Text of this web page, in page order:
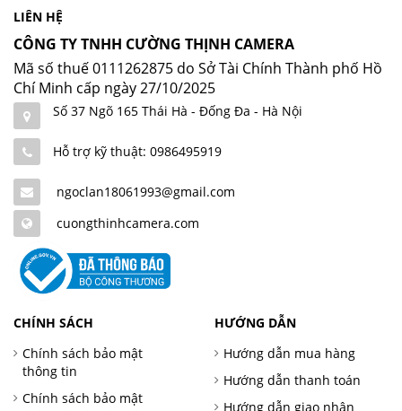
LIÊN HỆ
CÔNG TY TNHH CƯỜNG THỊNH CAMERA
Mã số thuế 0111262875 do Sở Tài Chính Thành phố Hồ
Chí Minh cấp ngày 27/10/2025
Số 37 Ngõ 165 Thái Hà - Đống Đa - Hà Nội
Hỗ trợ kỹ thuật: 0986495919
ngoclan18061993@gmail.com
cuongthinhcamera.com
CHÍNH SÁCH
Chính sách bảo mật
thông tin
Chính sách bảo mật
HƯỚNG DẪN
Hướng dẫn mua hàng
Hướng dẫn thanh toán
Hướng dẫn giao nhận